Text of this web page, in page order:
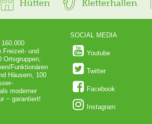
Hütten Kletterhallen
Freizeit- und
Ortsgruppen,
Funktionären
Häusern, 100
moderner
− garantiert!
SOCIAL MEDIA
Youtube
Twitter
Facebook
Instagram